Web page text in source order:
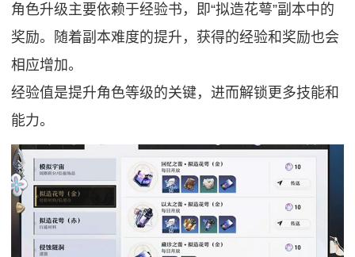
角色升级主要依赖于经验书，即“拟造花萼”副本中的
奖励。随着副本难度的提升，获得的经验和奖励也会
相应增加。
经验值是提升角色等级的关键，进而解锁更多技能和
能力。